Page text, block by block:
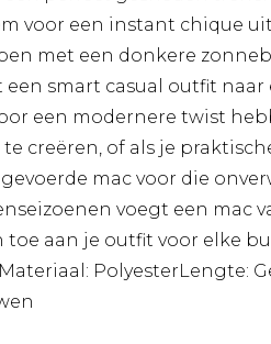
voor een instant chique
met een donkere
smart casual outfit
een modernere twist
creëren, of als je
mac voor die
voegt een mac
aan je outfit voor elke
PolyesterLengte: